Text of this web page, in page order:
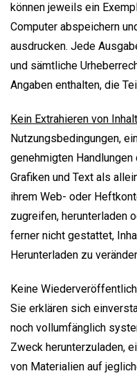
können jeweils ein
Computer abspeichern
ausdrucken. Jede
und sämtliche
Angaben enthalten, die
Kein Extrahieren von
Nutzungsbedingungen,
genehmigten
Grafiken und Text als
ihrem Web- oder
zugreifen, herunterladen
ferner nicht gestattet,
Herunterladen zu
Keine
Sie erklären sich
noch vollumfänglich
Zweck herunterzuladen,
von Materialien auf